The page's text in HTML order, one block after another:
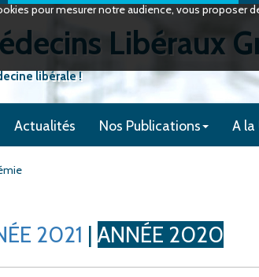
pour mesurer notre audience, vous
Libéraux
libérale !
Actualités Nos Publications A la
2021 |ANNÉE 2020